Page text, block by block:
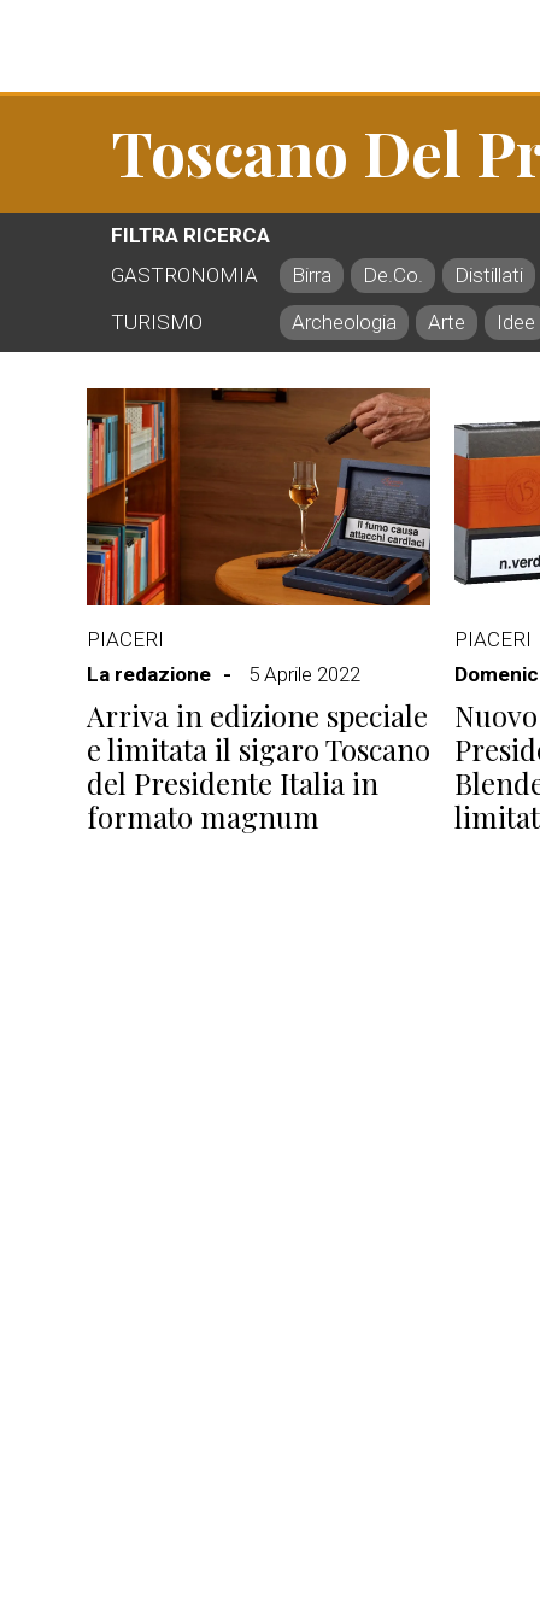
Toscano Del
FILTRA RICERCA
GASTRONOMIA
Birra De.Co.
Distillati
TURISMO
Archeologia Arte Idee
PIACERI
La redazione
5 Aprile 2022
Arriva in edizione speciale
e limitata il sigaro Toscano
del Presidente Italia in
formato magnum
PIACERI